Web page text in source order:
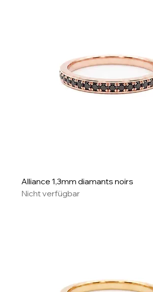
Alliance 1,3mm diamants noirs
Nicht verfügbar